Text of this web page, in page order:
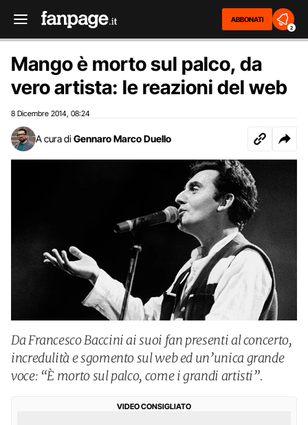
ABBONATI
2
Mango è morto sul palco, da
vero artista: le reazioni del web
8 Dicembre 2014 08:24
A cura di Gennaro Marco Duello
Da Francesco Baccini ai suoi fan presenti al concerto,
incredulità e sgomento sul web ed un’unica grande
voce: “È morto sul palco, come i grandi artisti”.
VIDEO CONSIGLIATO